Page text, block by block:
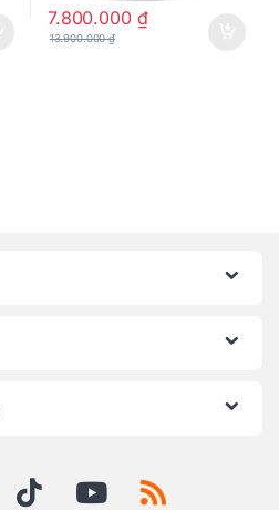
7.800.000 ₫
13.900.000₫